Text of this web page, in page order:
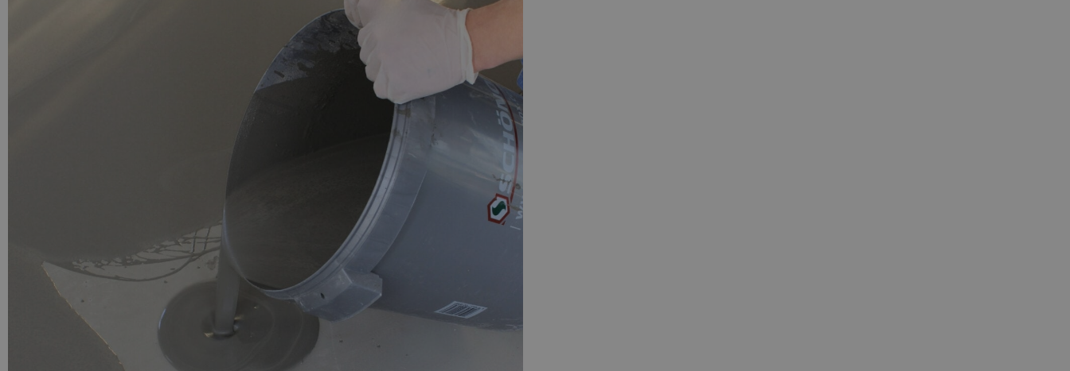
Impregneer snel
Tegelprimer
Schraaplaag PU
EPOXY GIETVLOER
Gietvloer bedrijfsruimte
Gietvloer garage
Toplaag transparant
Toplaag anti-slip
Budget toplaag
Toplaag in kleur